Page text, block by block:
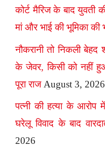
कोर्ट मैरिज के बाद युवती
मां और भाई की भूमिका की
नौकरानी तो निकली
के जेवर, किसी को नहीं
पूरा राज August 3, 2026
पत्नी की हत्या के आरोप
घरेलू विवाद के बाद
2026